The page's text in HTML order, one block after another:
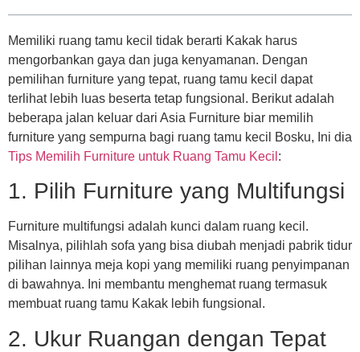
Memiliki ruang tamu kecil tidak berarti Kakak harus
mengorbankan gaya dan juga kenyamanan. Dengan
pemilihan furniture yang tepat, ruang tamu kecil dapat
terlihat lebih luas beserta tetap fungsional. Berikut adalah
beberapa jalan keluar dari Asia Furniture biar memilih
furniture yang sempurna bagi ruang tamu kecil Bosku, Ini dia
Tips Memilih Furniture untuk Ruang Tamu Kecil :
1. Pilih Furniture yang Multifungsi
Furniture multifungsi adalah kunci dalam ruang kecil.
Misalnya, pilihlah sofa yang bisa diubah menjadi pabrik tidur
pilihan lainnya meja kopi yang memiliki ruang penyimpanan
di bawahnya. Ini membantu menghemat ruang termasuk
membuat ruang tamu Kakak lebih fungsional.
2. Ukur Ruangan dengan Tepat